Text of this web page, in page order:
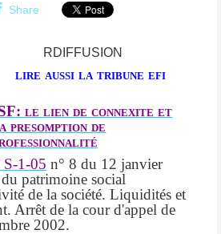
Share
RDIFFUSION
lire aussi la tribune efi
le lien de connexite et
presomption de
S-1-05 n° 8 du 12 janvier
patrimoine social
de la société. Liquidités et
Arrêt de la cour d'appel de
2002.